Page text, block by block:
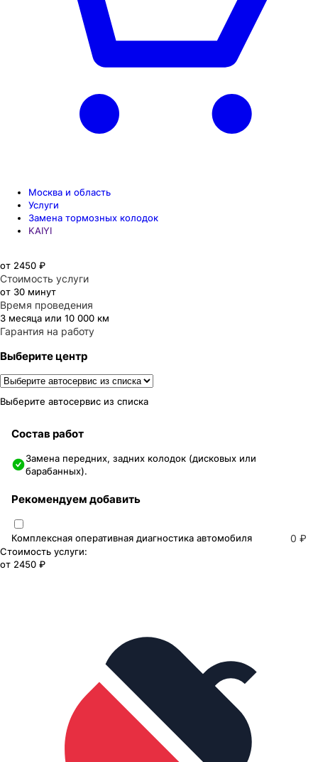
Москва и область
Услуги
Замена тормозных колодок
KAIYI
от 2450 ₽
Стоимость услуги
от 30 минут
Время проведения
3 месяца или 10 000 км
Гарантия на работу
Выберите центр
Выберите автосервис из списка
Состав работ
Замена передних, задних колодок (дисковых или
барабанных).
Рекомендуем добавить
Комплексная оперативная диагностика автомобиля 0 ₽
Стоимость услуги:
от 2450 ₽